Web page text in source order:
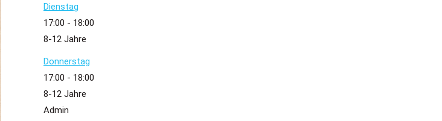
Dienstag
17:00 - 18:00
8-12 Jahre
Donnerstag
17:00 - 18:00
8-12 Jahre
Admin